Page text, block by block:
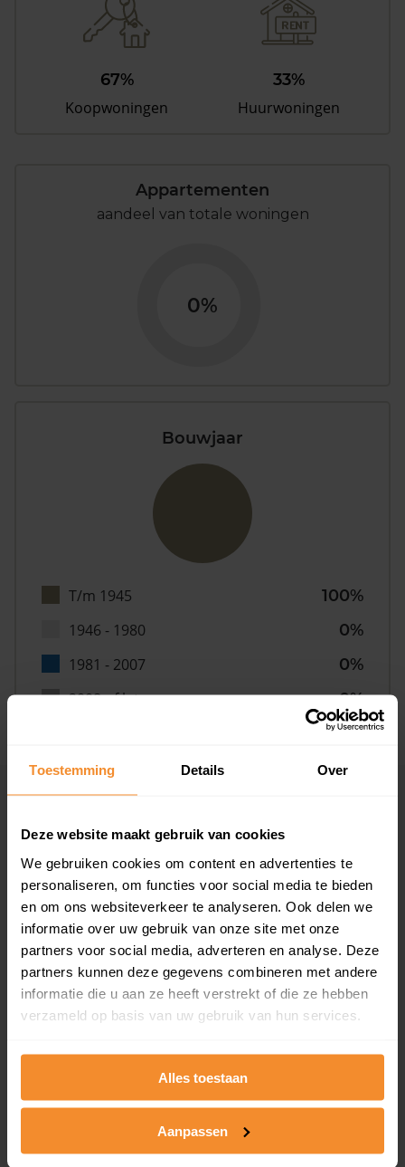
Toestemming Details Over
Deze website maakt gebruik van cookies
We gebruiken cookies om content en advertenties te
personaliseren, om functies voor social media te bieden
en om ons websiteverkeer te analyseren. Ook delen we
informatie over uw gebruik van onze site met onze
partners voor social media, adverteren en analyse. Deze
partners kunnen deze gegevens combineren met andere
informatie die u aan ze heeft verstrekt of die ze hebben
verzameld op basis van uw gebruik van hun services.
Alles toestaan
Aanpassen
67%
Koopwoningen
33%
Huurwoningen
Appartementen
aandeel van totale woningen
0%
Bouwjaar
T/m 1945
100%
1946 - 1980
0%
1981 - 2007
0%
2008 of later
0%
Type huishoudens
Stel (geen kinderen)
Gezin (met kinderen)
14%